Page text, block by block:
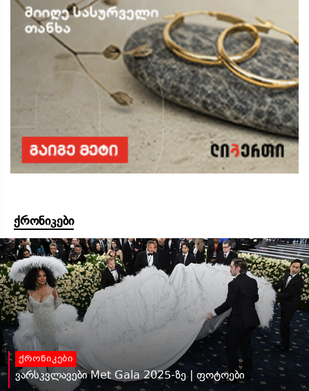
ქრონიკები
ქრონიკები
ვარსკვლავები Met Gala 2025-ზე | ფოტოები